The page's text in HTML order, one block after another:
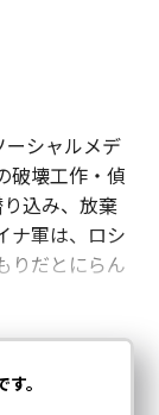
ーシャルメデ
破壊工作・偵
込み、放棄
ナ軍は、ロシ
りだとにらん